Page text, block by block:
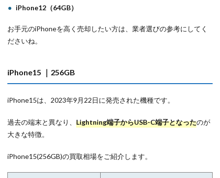
iPhone12（64GB）
お手元のiPhoneを高く売却したい方は、業者選びの参考にしてく
ださいね。
iPhone15 ｜256GB
iPhone15は、2023年9月22日に発売された機種です。
過去の端末と異なり、 Lightning端子からUSB-C端子となったのが
大きな特徴。
iPhone15(256GB)の買取相場をご紹介します。